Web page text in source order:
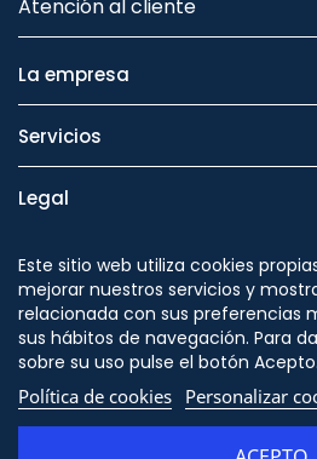
Atención al cliente
La empresa
Servicios
Legal
Seguridad
Este sitio web utiliza cookies
mejorar nuestros servicios y
relacionada con sus preferencias
sus hábitos de navegación. Para
sobre su uso pulse el botón Acepto.
Política de cookies Personalizar
Síguenos en